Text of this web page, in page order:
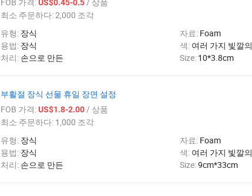
US$0.45-0.5
최소 주문하다:2,000 조각
유형: 장식 자료: Foam
용법: 장식 색: 여러 가지 빛깔의
처리: 손으로 만든 Size: 10*3.8cm
부활절 장식 선물 휴일 장면 설정
FOB 가격:US$1.8-2.00/ 상품
최소 주문하다: 1,000 조각
유형: 장식 자료: Foam
용법: 장식 색: 여러 가지 빛깔의
처리: 손으로 만든 Size:9cm*33cm